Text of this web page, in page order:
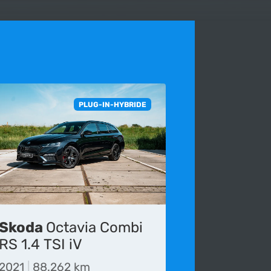
PLUG-IN-HYBRIDE
Octavia Combi
RS 1.4 TSI iV
2021 88.262 km
het laatst bijgewerkt op 13-07-2026.
wordt gepubliceerd onvolledig, verouderd of